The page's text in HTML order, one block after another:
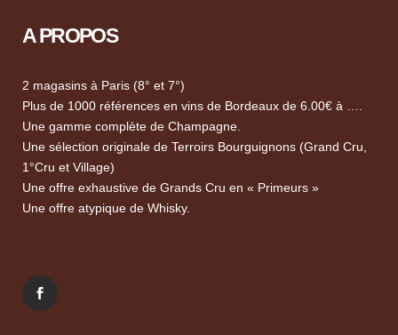
A PROPOS
2 magasins à Paris (8° et 7°)
Plus de 1000 références en vins de Bordeaux de 6.00€ à ….
Une gamme complète de Champagne.
Une sélection originale de Terroirs Bourguignons (Grand Cru,
1°Cru et Village)
Une offre exhaustive de Grands Cru en « Primeurs »
Une offre atypique de Whisky.